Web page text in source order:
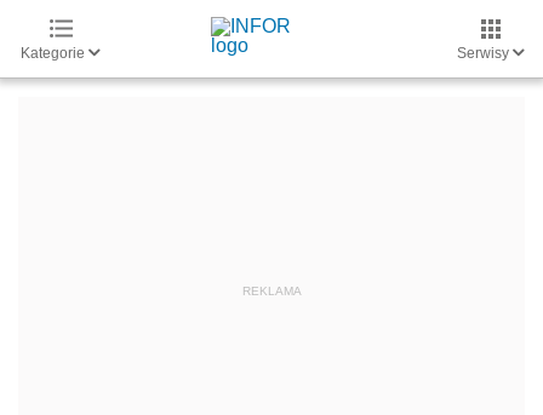
Kategorie Serwisy